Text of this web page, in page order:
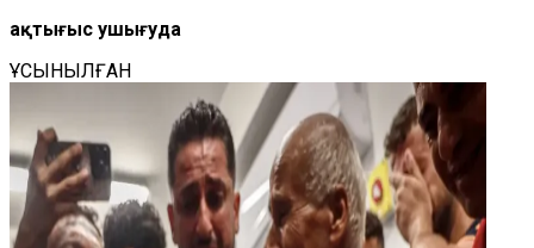
Қақтығыс ушығуда
ҰСЫНЫЛҒАН